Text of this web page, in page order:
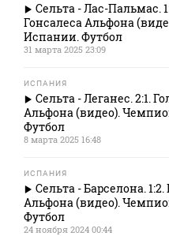
Сельта - Лас-Пальмас.
Гонсалеса Альфона
Испании. Футбол
31 марта 2025 23:09
ИСПАНИЯ
Сельта - Леганес. 2:1.
Альфона (видео).
Футбол
8 марта 2025 16:48
ИСПАНИЯ
Сельта - Барселона.
Альфона (видео).
Футбол
24 ноября 2024 00:44